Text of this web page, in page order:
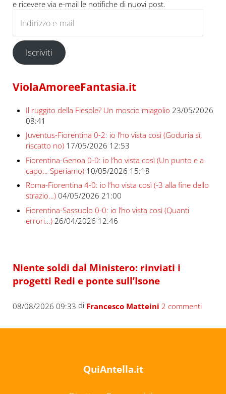
e ricevere via e-mail le notifiche di nuovi post.
Iscriviti
ViolaAmoreeFantasia.it
Il ruggito della Fiesole? Un moscio miagolio 23/05/2026
08:41
Juventus-Fiorentina 0-2: io l’ho vista così (Goduria sì,
riscatto no) 17/05/2026 12:53
Fiorentina-Genoa 0-0: io l’ho vista così (Un punto e a
capo… Speriamo) 10/05/2026 15:18
Roma-Fiorentina 4-0: io l’ho vista così (-3 alla fine dello
strazio…) 04/05/2026 21:00
Fiorentina-Sassuolo 0-0: io l’ho vista così (Quanti
errori…) 26/04/2026 12:46
Niente soldi dal Ministero: rinviati i
progetti Redi e ponte sull’Isone
08/08/2026 09:33 di Francesco Matteini 2 commenti
QuiAntella.it